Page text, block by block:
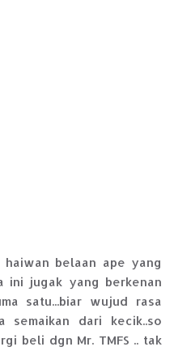
haiwan belaan ape yang
ini jugak yang berkenan
satu...biar wujud rasa
semaikan dari kecik..so
beli dgn Mr. TMFS .. tak